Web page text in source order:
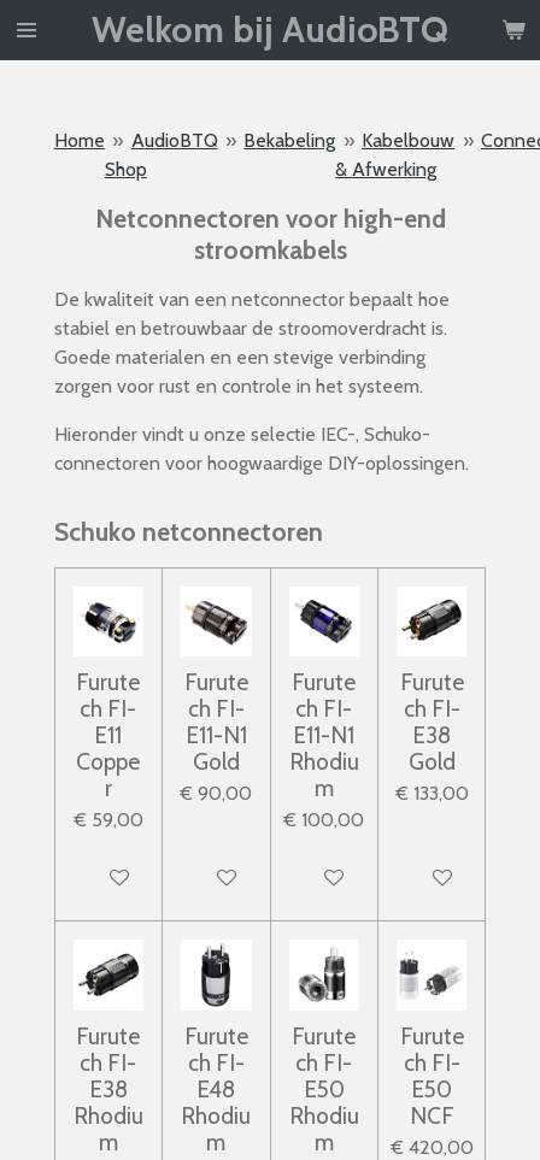
Ga
hoofdinhoud
Welkom bij AudioBTQ
Home » AudioBTQ
Shop
» Bekabeling » Kabelbouw
& Afwerking
»
Netconnectoren voor high-end
stroomkabels
De kwaliteit van een netconnector bepaalt hoe
stabiel en betrouwbaar de stroomoverdracht is.
Goede materialen en een stevige verbinding
zorgen voor rust en controle in het systeem.
Hieronder vindt u onze selectie IEC-, Schuko-
connectoren voor hoogwaardige DIY-oplossingen.
Schuko netconnectoren
Furute
ch FI-
E11
Coppe
r
€ 59,00
In winkelwagen
Furute
ch FI-
E11-N1
Gold
€ 90,00
In winkelwagen
Furute
ch FI-
E11-N1
Rhodiu
m
€ 100,00
In winkelwagen
Furute
ch FI-
E38
Gold
€ 133,00
In winkelwagen
Furute
ch FI-
E38
Rhodiu
m
Furute
ch FI-
E48
Rhodiu
m
Furute
ch FI-
E50
Rhodiu
m
Furute
ch FI-
E50
NCF
€ 420,00